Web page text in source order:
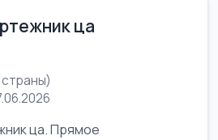
ца
ца. Прямое